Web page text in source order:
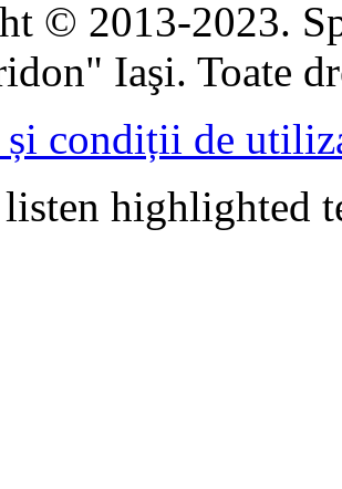
© 2013-2023.
Iaşi. Toate
și condiții de
highlighted